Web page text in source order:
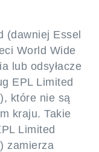
(dawniej Essel
World Wide
lub odsyłacze
EPL Limited
które nie są
kraju. Takie
Limited
zamierza